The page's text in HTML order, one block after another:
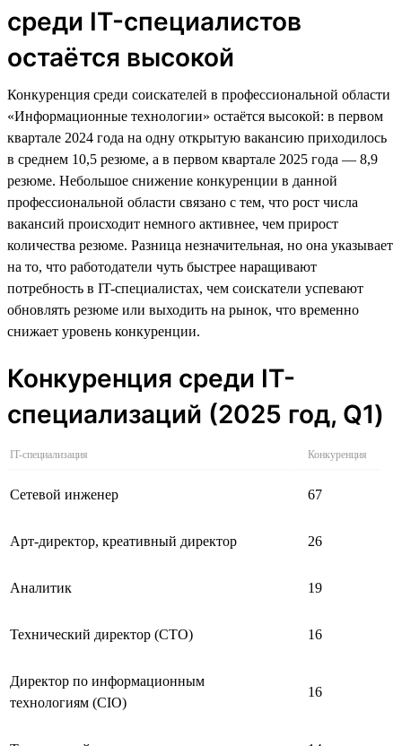
среди IT-специалистов
остаётся высокой
Конкуренция среди соискателей в профессиональной области
«Информационные технологии» остаётся высокой: в первом
квартале 2024 года на одну открытую вакансию приходилось
в среднем 10,5 резюме, а в первом квартале 2025 года — 8,9
резюме. Небольшое снижение конкуренции в данной
профессиональной области связано с тем, что рост числа
вакансий происходит немного активнее, чем прирост
количества резюме. Разница незначительная, но она указывает
на то, что работодатели чуть быстрее наращивают
потребность в IT-специалистах, чем соискатели успевают
обновлять резюме или выходить на рынок, что временно
снижает уровень конкуренции.
Конкуренция среди IT-
специализаций (2025 год, Q1)
IT-специализация Конкуренция
Сетевой инженер 67
Арт-директор, креативный директор 26
Аналитик 19
Технический директор (CTO) 16
Директор по информационным
технологиям (CIO)
16